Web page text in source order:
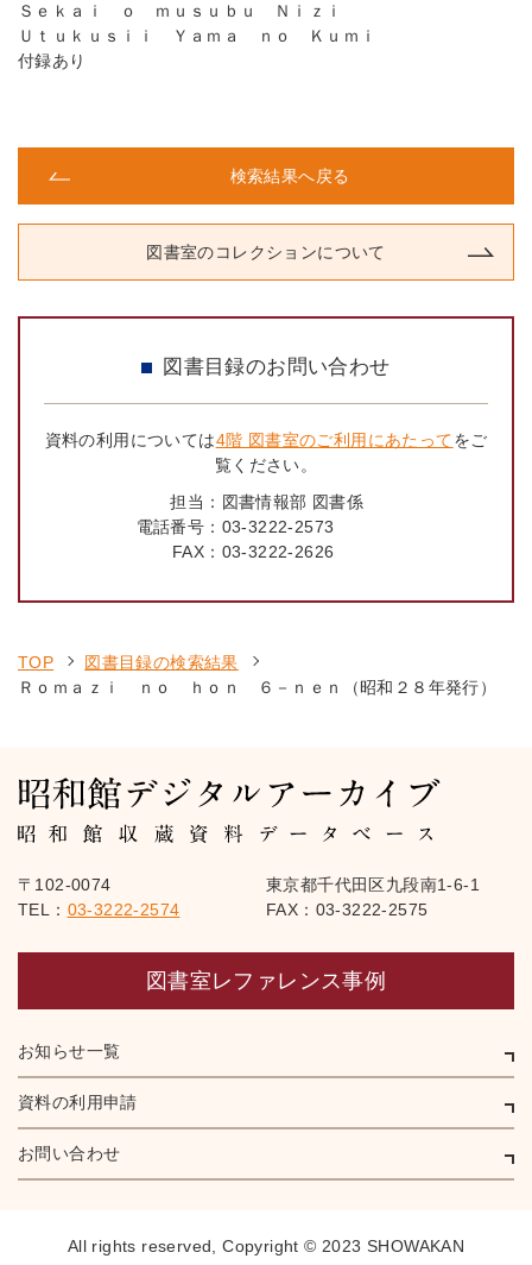
Ｓｅｋａｉ ｏ ｍｕｓｕｂｕ Ｎｉｚｉ
Ｕｔｕｋｕｓｉｉ Ｙａｍａ ｎｏ Ｋｕｍｉ
付録あり
検索結果へ戻る
図書室のコレクションについて
図書目録のお問い合わせ
資料の利用については4階 図書室のご利用にあたってをご
覧ください。
担当： 図書情報部 図書係
電話番号： 03-3222-2573
FAX： 03-3222-2626
TOP
図書目録の検索結果
Ｒｏｍａｚｉ ｎｏ ｈｏｎ ６－ｎｅｎ（昭和２８年発行）
〒102-0074
東京都千代田区九段南1-6-1
TEL： 03-3222-2574 FAX：03-3222-2575
図書室レファレンス事例
お知らせ一覧
資料の利用申請
お問い合わせ
All rights reserved,Copyright © 2023 SHOWAKAN